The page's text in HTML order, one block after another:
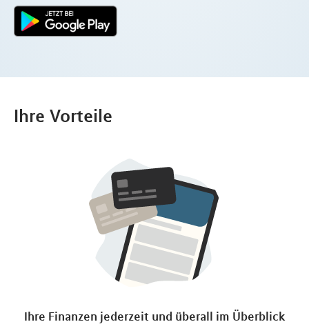
Ihre Vorteile
Ihre Finanzen jederzeit und überall im Überblick